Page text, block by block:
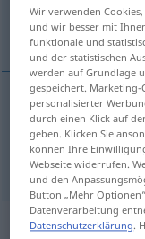
Übersicht aller
(Für mehr Details die
reinUMG → siehe „
rein UMG → siehe „
„rein“:
Wir verwenden
und wir besser mit
funktionale und
und der statistischen
werden auf Grundlage
gespeichert. Marketing-
personalisierter
durch einen Klick auf
geben. Klicken Sie
können Ihre
Webseite widerrufen.
und den
Button „Mehr
Datenverarbeitung
Datenschutzerklärung.